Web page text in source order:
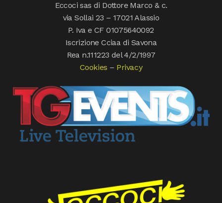
Eccoci sas di Dottore Marco & c.
via Sollai 23 – 17021 Alassio
P. Iva e CF 01075640092
Iscrizione Cciaa di Savona
Rea n.111223 del 4/2/1997
Cookies – Privacy